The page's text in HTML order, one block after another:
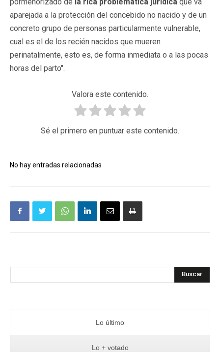
aparejada a la protección del concebido no nacido y de un
concreto grupo de personas particularmente vulnerable,
cual es el de los recién nacidos que mueren
perinatalmente, esto es, de forma inmediata o a las pocas
horas del parto".
Valora este contenido.
Sé el primero en puntuar este contenido.
No hay entradas relacionadas
Buscar
Lo último
Lo + votado